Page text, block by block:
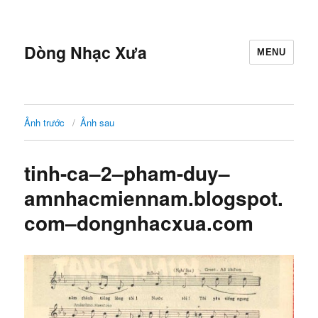
Dòng Nhạc Xưa MENU
Ảnh trước Ảnh sau
tinh-ca–2–pham-duy–
amnhacmiennam.blogspot.
com–dongnhacxua.com